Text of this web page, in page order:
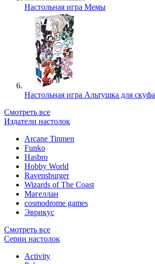
Настольная игра Мемы
Настольная игра Альтушка для скуфа
Смотреть все
Издатели настолок
Arcane Tinmen
Funko
Hasbro
Hobby World
Ravensburger
Wizards of The Coast
Магеллан
сosmodrome games
Эврикус
Смотреть все
Серии настолок
Activity